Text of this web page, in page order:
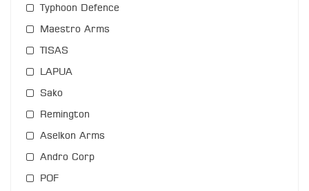
Typhoon Defence
Maestro Arms
TISAS
LAPUA
Sako
Remington
Aselkon Arms
Andro Corp
POF